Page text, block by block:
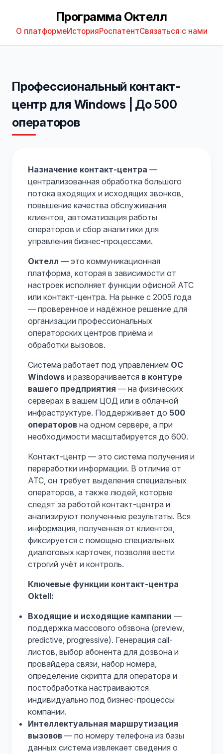
Программа Октелл
О платформеИсторияРоспатентСвязаться с нами
Профессиональный контакт-
центр для Windows | До 500
операторов
Назначение контакт-центра —
централизованная обработка большого
потока входящих и исходящих звонков,
повышение качества обслуживания
клиентов, автоматизация работы
операторов и сбор аналитики для
управления бизнес-процессами.
Октелл — это коммуникационная
платформа, которая в зависимости от
настроек исполняет функции офисной АТС
или контакт-центра. На рынке с 2005 года
— проверенное и надёжное решение для
организации профессиональных
операторских центров приёма и
обработки вызовов.
Система работает под управлением ОС
Windows и разворачивается в контуре
вашего предприятия — на физических
серверах в вашем ЦОД или в облачной
инфраструктуре. Поддерживает до 500
операторов на одном сервере, а при
необходимости масштабируется до 600.
Контакт-центр — это система получения и
переработки информации. В отличие от
АТС, он требует выделения специальных
операторов, а также людей, которые
следят за работой контакт-центра и
анализируют полученные результаты. Вся
информация, полученная от клиентов,
фиксируется с помощью специальных
диалоговых карточек, позволяя вести
строгий учёт и контроль.
Ключевые функции контакт-центра
Oktell:
Входящие и исходящие кампании —
поддержка массового обзвона (preview,
predictive, progressive). Генерация call-
листов, выбор абонента для дозвона и
провайдера связи, набор номера,
определение скрипта для оператора и
постобработка настраиваются
индивидуально под бизнес-процессы
компании.
Интеллектуальная маршрутизация
вызовов — по номеру телефона из базы
данных система извлекает сведения о